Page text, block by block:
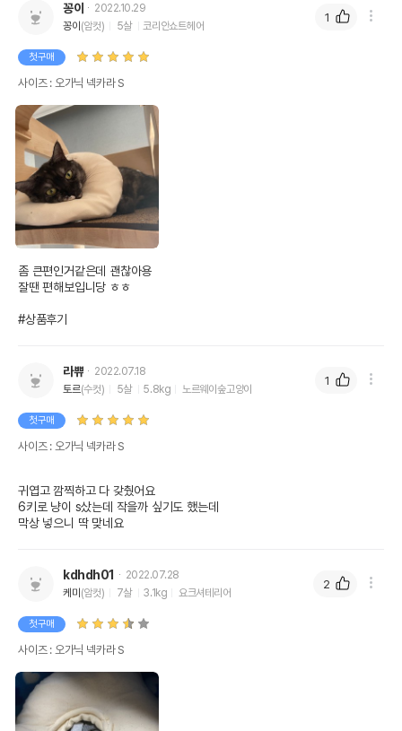
꽁이
2022.10.29
꽁이 (암컷) 5살 코리안쇼트헤어
첫구매
사이즈 : 오가닉 넥카라 S
좀 큰편인거같은데 괜찮아용
잘땐 편해보입니당 ㅎㅎ
#상품후기
1
라쀼
2022.07.18
토르(수컷) 5살 5.8kg 노르웨이숲고양이
첫구매
사이즈 : 오가닉 넥카라 S
귀엽고 깜찍하고 다 갖췄어요
6키로 냥이 s샀는데 작을까 싶기도 했는데
막상 넣으니 딱 맞네요
1
kdhdh01
2022.07.28
케미 (암컷) 7살 3.1kg 요크셔테리어
첫구매
사이즈 : 오가닉 넥카라 S
2